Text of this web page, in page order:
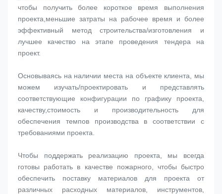
чтобы получить более короткое время выполнения
проекта,меньшие затраты на рабочее время и более
эффективный метод строительства/изготовления и
лучшее качество на этапе проведения тендера на
проект.
Основываясь на наличии места на объекте клиента, мы
можем изучать/проектировать и представлять
соответствующие конфигурации по графику проекта,
качеству,стоимость и производительность для
обеспечения темпов производства в соответствии с
требованиями проекта.
Чтобы поддержать реализацию проекта, мы всегда
готовы работать в качестве пожарного, чтобы быстро
обеспечить поставку материалов для проекта от
различных расходных материалов, инструментов,